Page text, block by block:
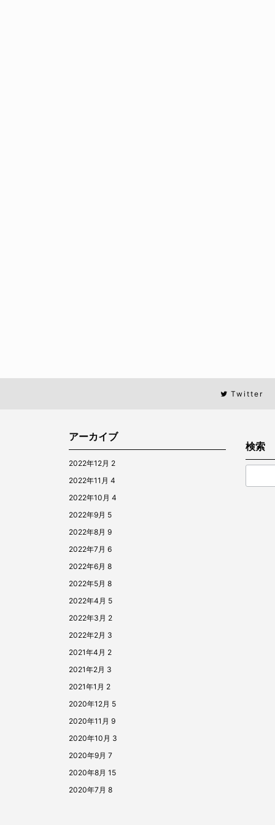
Twitter
アーカイブ
2022年12月 2
2022年11月 4
2022年10月 4
2022年9月 5
2022年8月 9
2022年7月 6
2022年6月 8
2022年5月 8
2022年4月 5
2022年3月 2
2022年2月 3
2021年4月 2
2021年2月 3
2021年1月 2
2020年12月 5
2020年11月 9
2020年10月 3
2020年9月 7
2020年8月 15
2020年7月 8
検索